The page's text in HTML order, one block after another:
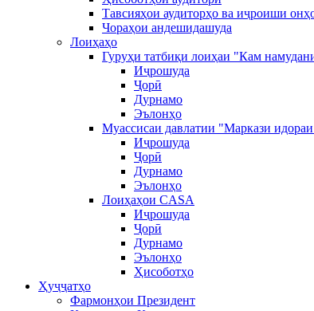
Тавсияҳои аудиторҳо ва иҷроиши
Чораҳои андешидашуда
Лоиҳаҳо
Гуруҳи татбиқи лоиҳаи "Кам
Иҷрошуда
Ҷорӣ
Дурнамо
Эълонҳо
Муассисаи давлатии "Маркази
Иҷрошуда
Ҷорӣ
Дурнамо
Эълонҳо
Лоиҳаҳои CASA
Иҷрошуда
Ҷорӣ
Дурнамо
Эълонҳо
Ҳисоботҳо
Ҳуҷҷатҳо
Фармонҳои Президент